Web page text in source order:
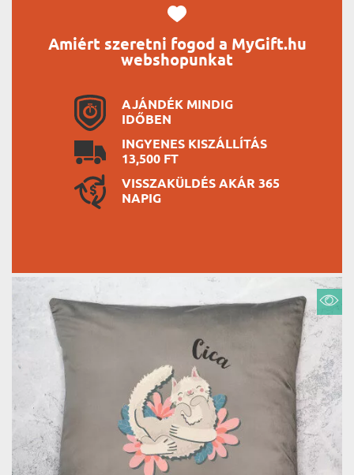
Amiért szeretni fogod a MyGift.hu
webshopunkat
AJÁNDÉK MINDIG
IDŐBEN
INGYENES KISZÁLLÍTÁS
13,500 FT
VISSZAKÜLDÉS AKÁR 365
NAPIG